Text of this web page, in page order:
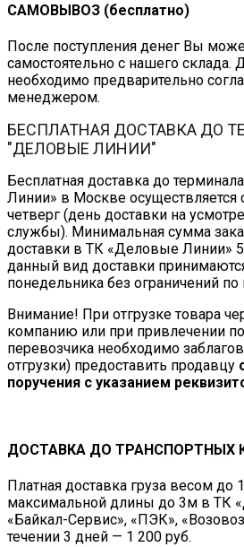
САМОВЫВОЗ (бесплатно)
После поступления денег Вы
самостоятельно с нашего склада.
необходимо предварительно
менеджером.
БЕСПЛАТНАЯ ДОСТАВКА ДО
"ДЕЛОВЫЕ ЛИНИИ"
Бесплатная доставка до
Линии» в Москве осуществляется
четверг (день доставки на
службы). Минимальная сумма
доставки в ТК «Деловые Линии» 5
данный вид доставки
понедельника без ограничений
Внимание! При отгрузке товара
компанию или при привлечении
перевозчика необходимо
отгрузки) предоставить продавцу
поручения с указанием
ДОСТАВКА ДО ТРАНСПОРТНЫХ
Платная доставка груза весом до
максимальной длины до 3м в ТК
«Байкал-Сервис», «ПЭК»,
течении 3 дней — 1 200 руб.